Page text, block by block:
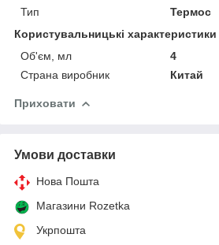
Тип
Термос
Користувальницькі характеристики
Об'єм, мл
4
Страна виробник
Китай
Приховати
Умови доставки
Нова Пошта
Магазини Rozetka
Укрпошта